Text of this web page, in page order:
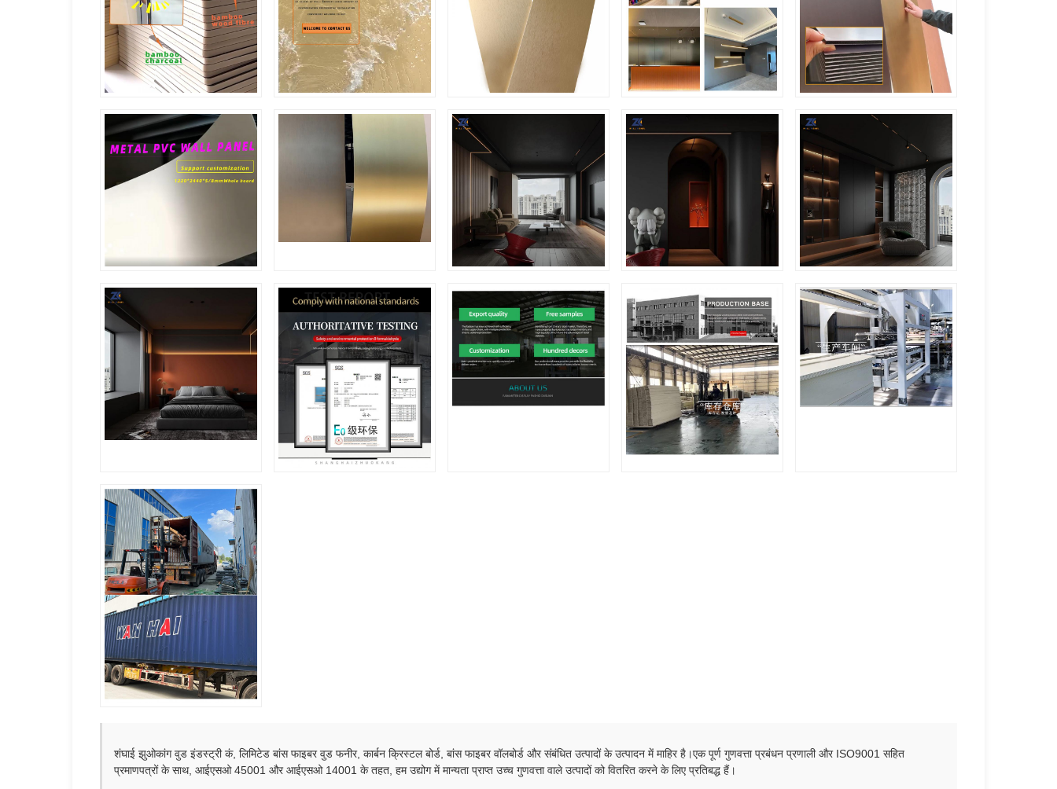
शंघाई झुओकांग वुड इंडस्ट्री कं, लिमिटेड बांस फाइबर वुड फनीर, कार्बन क्रिस्टल बोर्ड, बांस फाइबर वॉलबोर्ड और संबंधित उत्पादों के उत्पादन में माहिर है।एक पूर्ण गुणवत्ता प्रबंधन प्रणाली और ISO9001 सहित
प्रमाणपत्रों के साथ, आईएसओ 45001 और आईएसओ 14001 के तहत, हम उद्योग में मान्यता प्राप्त उच्च गुणवत्ता वाले उत्पादों को वितरित करने के लिए प्रतिबद्ध हैं।